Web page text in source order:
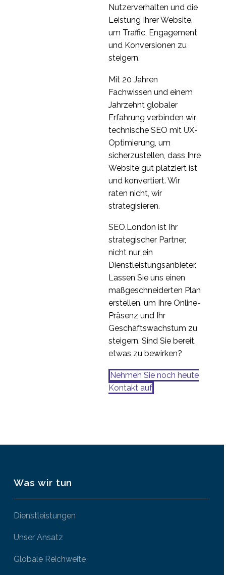
Ethisches UX-Design
2
Forschungsagentur
zum Erfolg verhelfen
UX-Forschungstrends
2
Ergebnisse und
Zusammenarbeit mit
dem Kundenteam
2
Was bedeutet es für
die UX, wenn Websites
3
Die Bedeutung der
Erstellung von UX User
Wenn das Geld zu
knapp ist, um es zu
erwähnen, wo geben
Sie Ihr kleines UX-
Forschungsbudget
3
Nutzerverhalten und die
Leistung Ihrer Website,
um Traffic, Engagement
und Konversionen zu
steigern.
Mit 20 Jahren
Fachwissen und einem
Jahrzehnt globaler
Erfahrung verbinden wir
technische SEO mit UX-
Optimierung, um
sicherzustellen, dass Ihre
Website gut platziert ist
und konvertiert. Wir
raten nicht, wir
strategisieren.
SEO.London ist Ihr
strategischer Partner,
nicht nur ein
Dienstleistungsanbieter.
Lassen Sie uns einen
maßgeschneiderten Plan
erstellen, um Ihre Online-
Präsenz und Ihr
Geschäftswachstum zu
steigern. Sind Sie bereit,
etwas zu bewirken?
Nehmen Sie noch heute
Kontakt auf
Was wir tun
Dienstleistungen
Unser Ansatz
Globale Reichweite